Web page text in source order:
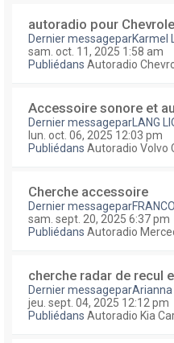
autoradio pour
Dernier messageparKarmel
sam. oct. 11, 2025 1:58 am
Publiédans Autoradio
Accessoire sonore et
Dernier messagepar LANG
lun. oct. 06, 2025 12:03 pm
Publiédans Autoradio Volvo
Cherche accessoire
Dernier messagepar
sam. sept. 20, 2025 6:37 pm
Publiédans Autoradio
cherche radar de recul
Dernier messageparArianna
jeu. sept. 04, 2025 12:12 pm
Publiédans Autoradio Kia